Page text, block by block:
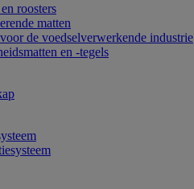
roosters
matten
de voedselverwerkende industrie
en -tegels